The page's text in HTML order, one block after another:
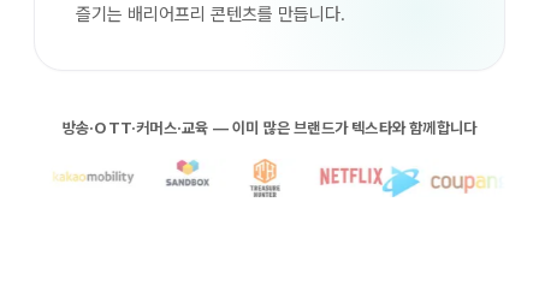
즐기는 배리어프리 콘텐츠를 만듭니다.
방송·OTT·커머스·교육 — 이미 많은 브랜드가 텍스타와 함께합니다